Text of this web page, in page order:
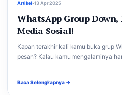
Artikel•13 Apr 2025
WhatsApp Group Down,
Media Sosial!
Kapan terakhir kali kamu buka grup
pesan? Kalau kamu mengalaminya
Baca Selengkapnya →